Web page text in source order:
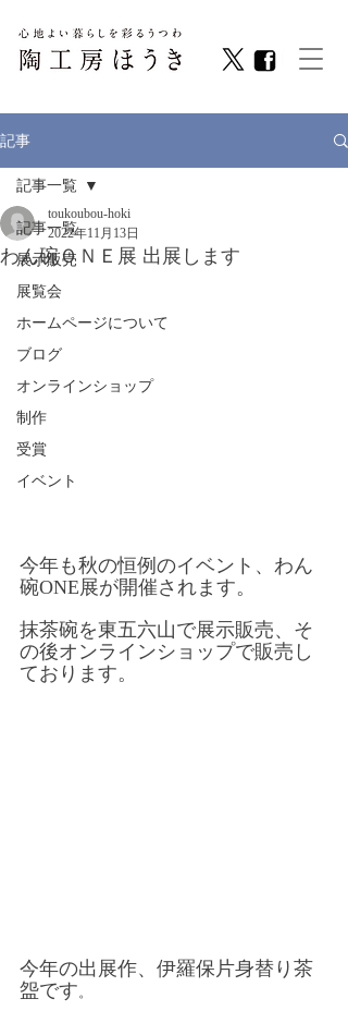
記事
記事一覧
展示販売
展覧会
ホームページについて
ブログ
オンラインショップ
制作
受賞
イベント
記事一覧
わん碗ＯＮＥ展 出展します
toukoubou-hoki
2022年11月13日
今年も秋の恒例のイベント、わん
碗ONE展が開催されます。
抹茶碗を東五六山で展示販売、そ
の後オンラインショップで販売し
ております。
今年の出展作、伊羅保片身替り茶
盌です。